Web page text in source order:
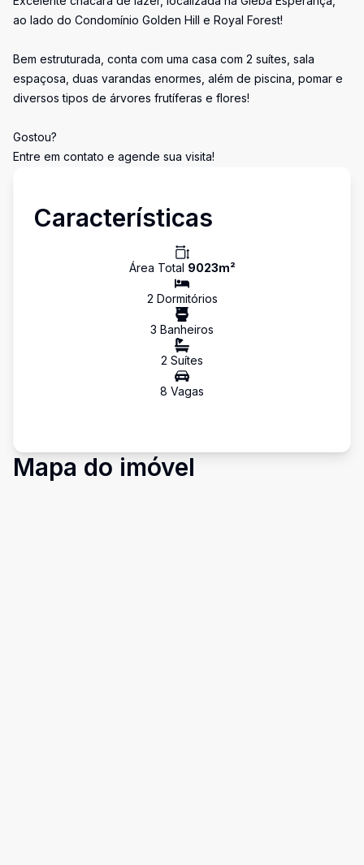
ao lado do Condomínio Golden Hill e Royal Forest!
Bem estruturada, conta com uma casa com 2 suítes, sala
espaçosa, duas varandas enormes, além de piscina, pomar e
diversos tipos de árvores frutíferas e flores!
Gostou?
Entre em contato e agende sua visita!
Características
Área Total 9023m²
2 Dormitórios
3 Banheiros
2 Suítes
8 Vagas
Mapa do imóvel